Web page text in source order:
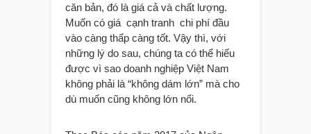
căn bản, đó là giá cả và chất lượng.
Muốn có giá cạnh tranh chi phí đầu
vào càng thấp càng tốt. Vậy thì, với
những lý do sau, chúng ta có thể hiểu
được vì sao doanh nghiệp Việt Nam
không phải là “không dám lớn” mà cho
dù muốn cũng không lớn nổi.